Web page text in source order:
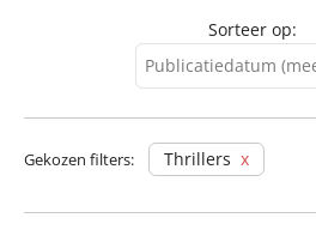
Sorteer op:
Publicatiedatum
Publicatiedatum
Gekozen filters: Thrillers